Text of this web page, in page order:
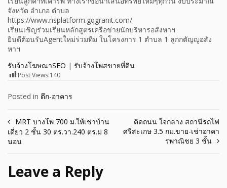
จังหวัด อำเภอ ตำบล
https://www.nsplatform.gqgranit.com/
เรียนเชิญร่วมเรียนหลักสูตรเครือข่ายนักบริหารอสังหาฯ
ยินดีต้อนรับAgentใหม่ร่วมทีม ในโครงการ 1 ตำบล 1 ลูกกตัญญูอสัง
หาฯ
รับจ้างโฆษณาSEO | รับจ้างโพสขายที่ดิน
Post Views:140
Posted in ตึก-อาคาร
Post
navigation
MRT บางโพ 700 ม.ให้เช่าบ้าน
เดี่ยว 2 ชั้น 30 ตร.วา.240 ตร.ม 8
นอน
ติดถนน ใจกลาง สถานีรถไฟ
ศรีสะเกษ 3.5 กม.ขาย-เช่าอาคา
รพาณิชย 3 ชั้น
Leave a Reply